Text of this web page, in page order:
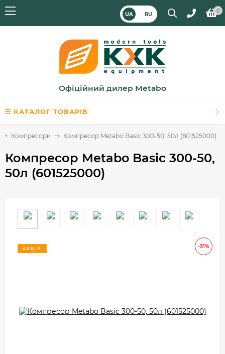
UA RU
0
Офіційний дилер Metabo
КАТАЛОГ ТОВАРІВ
Компресори Компресор Metabo Basic 300-50, 50л (601525000)
Компресор Metabo Basic 300-50,
50л (601525000)
-31%
АКЦІЯ